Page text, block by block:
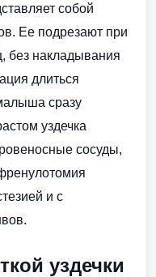
собой
Ее подрезают при
без накладывания
длиться
сразу
уздечка
сосуды,
и с
уздечки